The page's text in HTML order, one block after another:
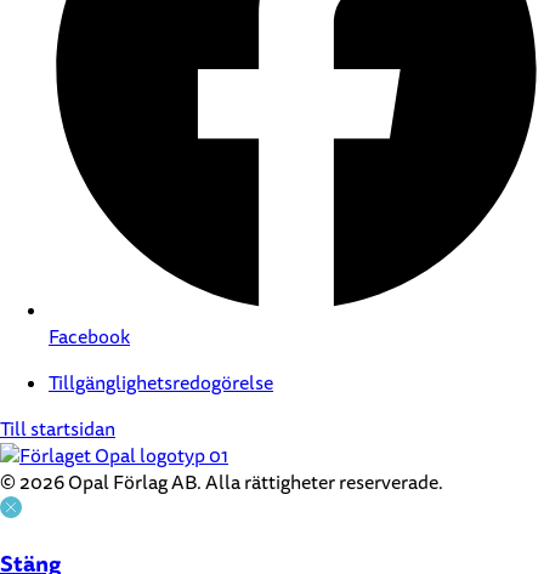
Facebook
Tillgänglighetsredogörelse
Till startsidan
© 2026 Opal Förlag AB. Alla rättigheter reserverade.
Stäng